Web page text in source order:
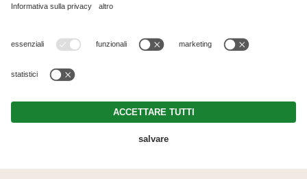
Part. IVA IT01511310219 . CIN: IT021052B52BZFIRBF .
Direttiva privacy.Impostazioni cookie individuali.
© Webdesign by